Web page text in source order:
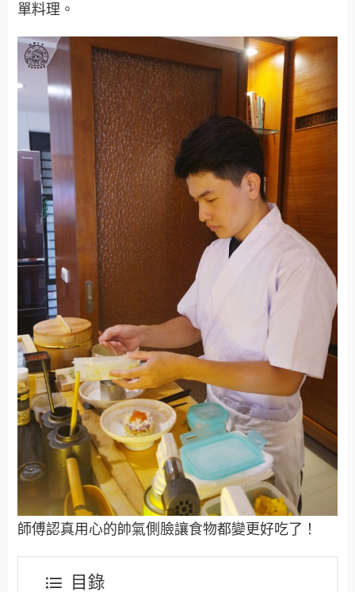
單料理。
師傅認真用心的帥氣側臉讓食物都變更好吃了！
目錄